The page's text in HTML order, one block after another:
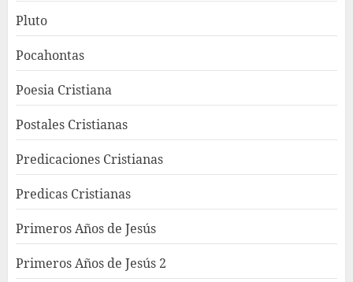
Pluto
Pocahontas
Poesia Cristiana
Postales Cristianas
Predicaciones Cristianas
Predicas Cristianas
Primeros Años de Jesús
Primeros Años de Jesús 2